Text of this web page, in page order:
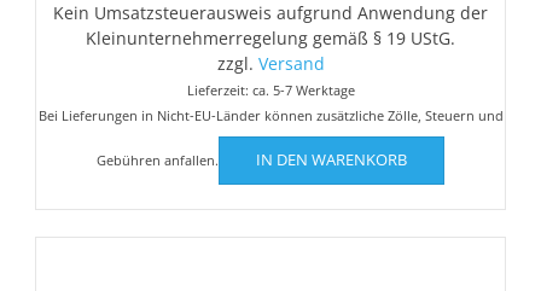
Kein Umsatzsteuerausweis aufgrund Anwendung der
Kleinunternehmerregelung gemäß § 19 UStG.
zzgl. Versand
Lieferzeit: ca. 5-7 Werktage
Bei Lieferungen in Nicht-EU-Länder können zusätzliche Zölle, Steuern und
Gebühren anfallen. IN DEN WARENKORB